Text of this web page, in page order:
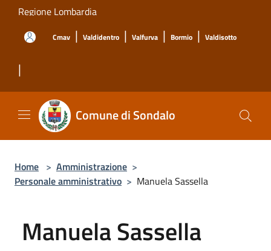
Salta al contenuto principale
Regione Lombardia
Cmav | Valdidentro | Valfurva | Bormio | Valdisotto
|
Comune di Sondalo
Home > Amministrazione >
Personale amministrativo > Manuela Sassella
Manuela Sassella